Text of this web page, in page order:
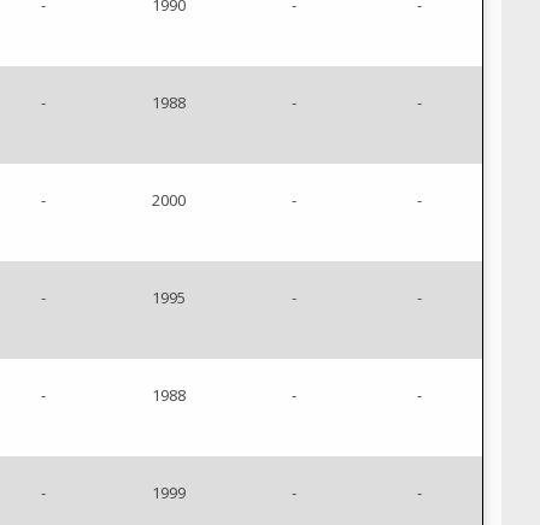
- 1990 - -
- 1988 - -
- 2000 - -
- 1995 - -
- 1988 - -
- 1999 - -